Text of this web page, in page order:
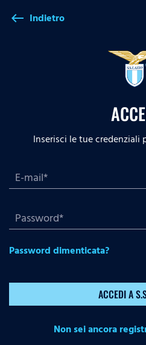
west Indietro
Inserisci le tue credenziali
Password dimenticata?
ACCEDI A
Non sei ancora